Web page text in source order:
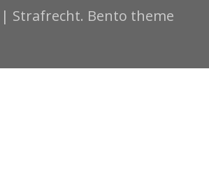
Strafrecht. Bento theme